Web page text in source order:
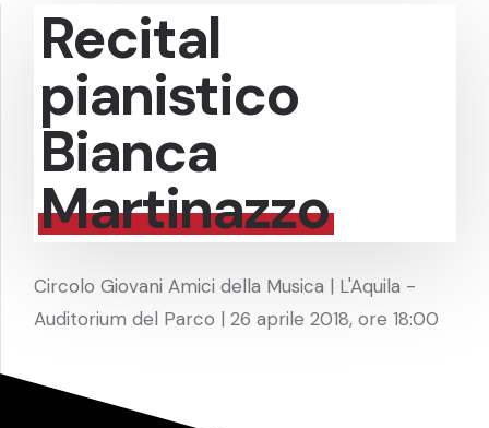
Recital
pianistico
Bianca
Martinazzo
Circolo Giovani Amici della Musica | L'Aquila -
Auditorium del Parco | 26 aprile 2018, ore 18:00